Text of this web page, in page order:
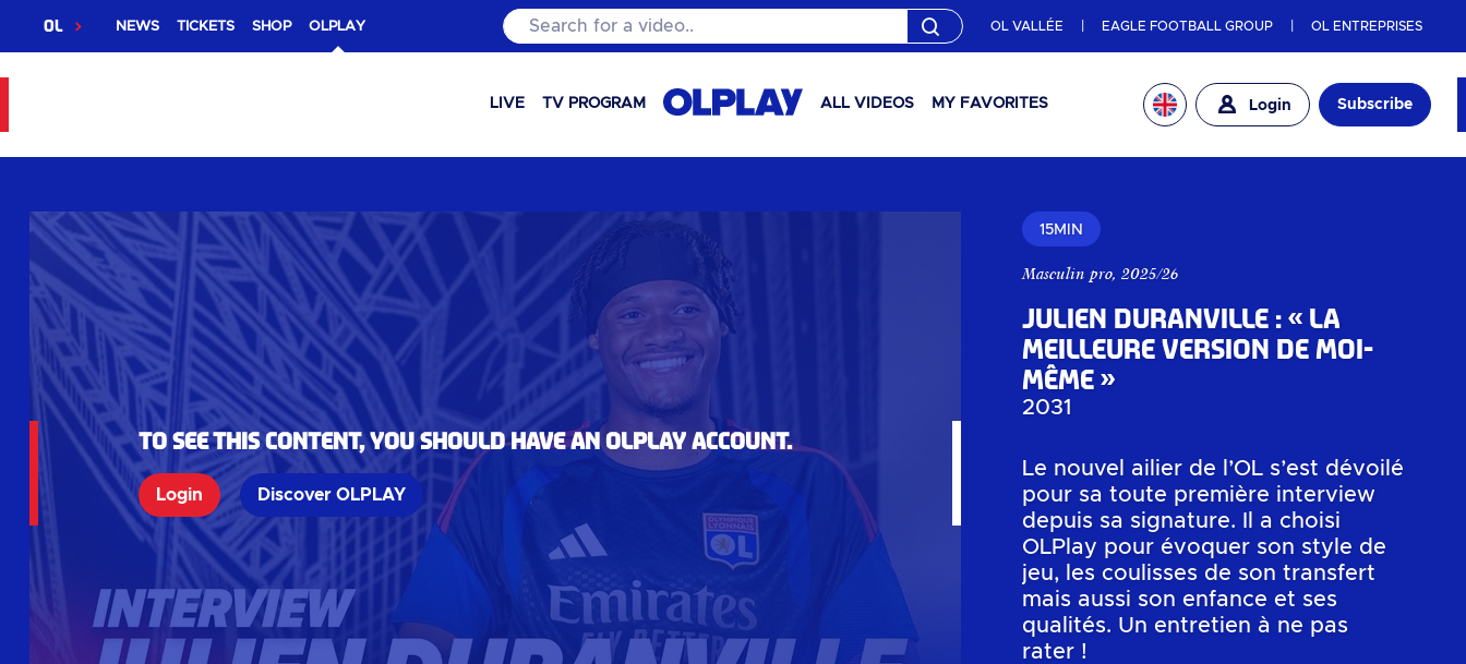
OL NEWS TICKETS SHOP OLPLAY Search for a video.. OL VALLÉE EAGLE FOOTBALL GROUP OL ENTREPRISES
LIVE TV PROGRAM ALL VIDEOS MY FAVORITES Login Subscribe
To see this content, you should have an OLPlay account.
Login Discover OLPLAY
15MIN
Julien Duranville : « la
meilleure version de moi-
même »
2031
Masculin pro, 2025/26
Le nouvel ailier de l’OL s’est dévoilé
pour sa toute première interview
depuis sa signature. Il a choisi
OLPlay pour évoquer son style de
jeu, les coulisses de son transfert
mais aussi son enfance et ses
qualités. Un entretien à ne pas
rater !